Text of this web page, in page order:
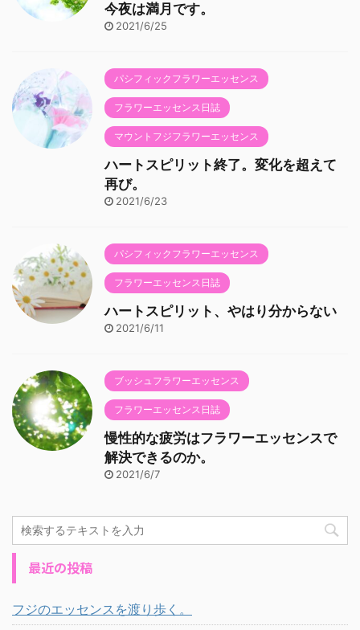
今夜は満月です。
2021/6/25
パシフィックフラワーエッセンス
フラワーエッセンス日誌
マウントフジフラワーエッセンス
ハートスピリット終了。変化を超えて
再び。
2021/6/23
パシフィックフラワーエッセンス
フラワーエッセンス日誌
ハートスピリット、やはり分からない
2021/6/11
ブッシュフラワーエッセンス
フラワーエッセンス日誌
慢性的な疲労はフラワーエッセンスで
解決できるのか。
2021/6/7
最近の投稿
フジのエッセンスを渡り歩く。